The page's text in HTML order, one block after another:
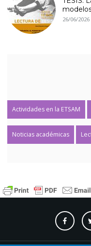
26/06/2026
Actividades en la ETSAM
Noticias académicas